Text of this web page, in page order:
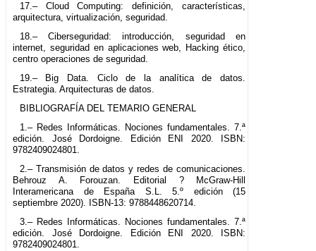
17.– Cloud Computing: definición, características,
arquitectura, virtualización, seguridad.
18.– Ciberseguridad: introducción, seguridad en
internet, seguridad en aplicaciones web, Hacking ético,
centro operaciones de seguridad.
19.– Big Data. Ciclo de la analítica de datos.
Estrategia. Arquitecturas de datos.
BIBLIOGRAFÍA DEL TEMARIO GENERAL
1.– Redes Informáticas. Nociones fundamentales. 7.ª
edición. José Dordoigne. Edición ENI 2020. ISBN:
9782409024801.
2.– Transmisión de datos y redes de comunicaciones.
Behrouz A. Forouzan. Editorial ? McGraw-Hill
Interamericana de España S.L. 5.º edición (15
septiembre 2020). ISBN-13: 9788448620714.
3.– Redes Informáticas. Nociones fundamentales. 7.ª
edición. José Dordoigne. Edición ENI 2020. ISBN:
9782409024801.